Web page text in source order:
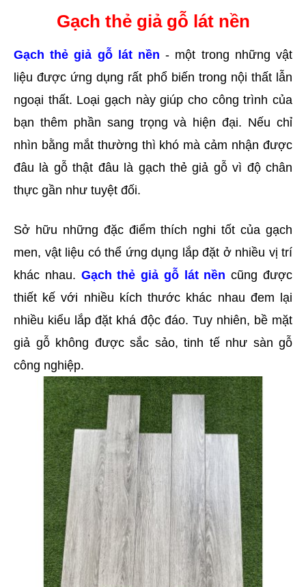
Gạch thẻ giả gỗ lát nền
Gạch thẻ giả gỗ lát nền - một trong những vật
liệu được ứng dụng rất phổ biến trong nội thất lẫn
ngoại thất. Loại gạch này giúp cho công trình của
bạn thêm phần sang trọng và hiện đại. Nếu chỉ
nhìn bằng mắt thường thì khó mà cảm nhận được
đâu là gỗ thật đâu là gạch thẻ giả gỗ vì độ chân
thực gần như tuyệt đối.
Sở hữu những đặc điểm thích nghi tốt của gạch
men, vật liệu có thể ứng dụng lắp đặt ở nhiều vị trí
khác nhau. Gạch thẻ giả gỗ lát nền cũng được
thiết kế với nhiều kích thước khác nhau đem lại
nhiều kiểu lắp đặt khá độc đáo. Tuy nhiên, bề mặt
giả gỗ không được sắc sảo, tinh tế như sàn gỗ
công nghiệp.